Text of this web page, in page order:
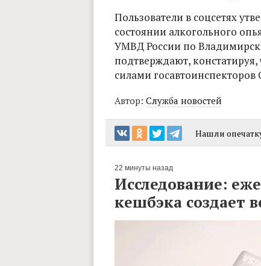
Пользователи в соцсетях
состоянии алкогольного
УМВД России по
подтверждают,
силами
Автор: Служба новостей
Нашли
22 минуты назад
Исследование:
кешбэка создает